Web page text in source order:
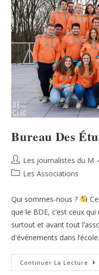
Bureau Des
Les journalistes du M
Les Associations
Qui sommes-nous ?
que le BDE, c’est ceux
surtout et avant tout
d'événements dans
Continuer La Lecture